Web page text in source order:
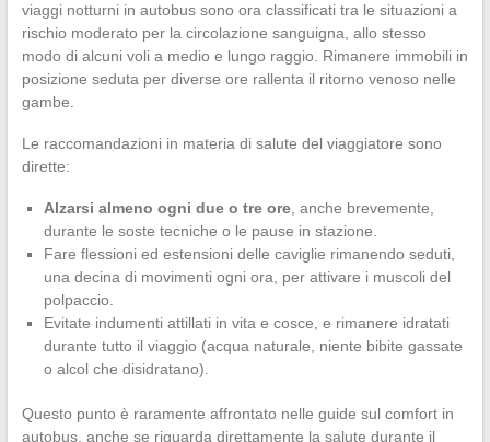
viaggi notturni in autobus sono ora classificati tra le situazioni a
rischio moderato per la circolazione sanguigna, allo stesso
modo di alcuni voli a medio e lungo raggio. Rimanere immobili in
posizione seduta per diverse ore rallenta il ritorno venoso nelle
gambe.
Le raccomandazioni in materia di salute del viaggiatore sono
dirette:
Alzarsi almeno ogni due o tre ore, anche brevemente,
durante le soste tecniche o le pause in stazione.
Fare flessioni ed estensioni delle caviglie rimanendo seduti,
una decina di movimenti ogni ora, per attivare i muscoli del
polpaccio.
Evitate indumenti attillati in vita e cosce, e rimanere idratati
durante tutto il viaggio (acqua naturale, niente bibite gassate
o alcol che disidratano).
Questo punto è raramente affrontato nelle guide sul comfort in
autobus, anche se riguarda direttamente la salute durante il